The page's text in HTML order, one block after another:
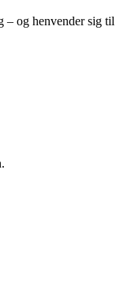
– og henvender sig til